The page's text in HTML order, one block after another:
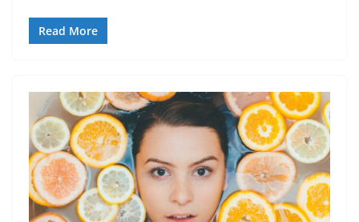
Read More